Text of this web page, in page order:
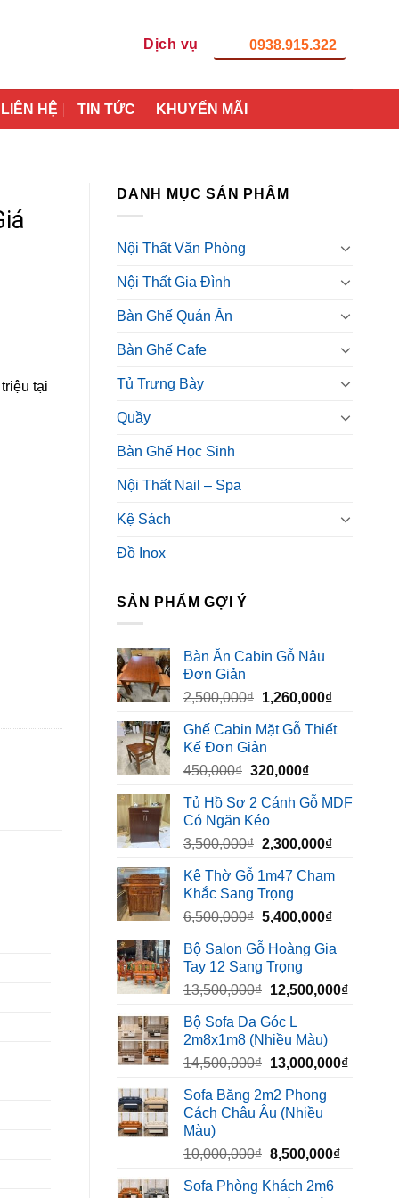
Dịch vụ 0938.915.322
LIÊN HỆ TIN TỨC KHUYẾN MÃI
DANH MỤC SẢN PHẨM
Nội Thất Văn Phòng
Nội Thất Gia Đình
Bàn Ghế Quán Ăn
Bàn Ghế Cafe
Tủ Trưng Bày
Quầy
Bàn Ghế Học Sinh
Nội Thất Nail – Spa
Kệ Sách
Đồ Inox
SẢN PHẨM GỢI Ý
Bàn Ăn Cabin Gỗ Nâu
Đơn Giản
2,500,000₫ Giá
là:
2,500,000₫.
1,260,000₫Giá
tại
Ghế Cabin Mặt Gỗ Thiết
Kế Đơn Giản
450,000₫ Giá
là:
450,000₫.
320,000₫Giá
tại
320,000₫.
Tủ Hồ Sơ 2 Cánh Gỗ MDF
Có Ngăn Kéo
3,500,000₫ Giá
là:
3,500,000₫.
2,300,000₫Giá
tại
Kệ Thờ Gỗ 1m47 Chạm
Khắc Sang Trọng
6,500,000₫ Giá
là:
6,500,000₫.
5,400,000₫Giá
tại
Bộ Salon Gỗ Hoàng Gia
Tay 12 Sang Trọng
13,500,000₫ Giá
là:
13,500,000₫.
12,500,000₫Giá
Bộ Sofa Da Góc L
2m8x1m8 (Nhiều Màu)
14,500,000₫ Giá
là:
14,500,000₫.
13,000,000₫Giá
Sofa Băng 2m2 Phong
Cách Châu Âu (Nhiều
Màu)
10,000,000₫ Giá
là:
8,500,000₫Giá
Sofa Phòng Khách 2m6
tại